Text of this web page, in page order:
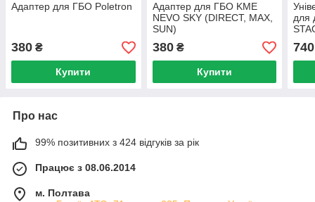
Адаптер для ГБО Poletron
380 ₴
Купити
Адаптер для ГБО KME
NEVO SKY (DIRECT, MAX,
SUN)
380₴
Купити
для
740
Про нас
99% позитивних з 424 відгуків за рік
Працює з 08.06.2014
м. Полтава